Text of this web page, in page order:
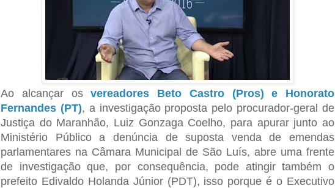
Ao alcançar osvereadores Beto Castro (Pros) e Honorato
Fernandes (PT), a investigação proposta pelo procurador-geral de
Justiça do Maranhão, Luiz Gonzaga Coelho, para apurar junto ao
Ministério Público a denúncia de suposta venda de emendas
parlamentares na Câmara Municipal de São Luís, abre uma frente
de investigação que, por consequência, pode atingir também o
prefeito Edivaldo Holanda Júnior (PDT), isso porque é o Executivo